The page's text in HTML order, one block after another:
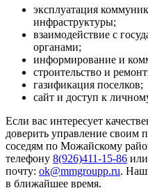
эксплуатация
инфраструктуры;
взаимодействие с
органами;
информирование и
строительство и
газификация поселков;
сайт и доступ к
Если вас интересует
доверить управление своим
соседям по Можайскому
телефону 8(926)411-15-86
почту: ok@mmgroupp.ru.
в ближайшее время.